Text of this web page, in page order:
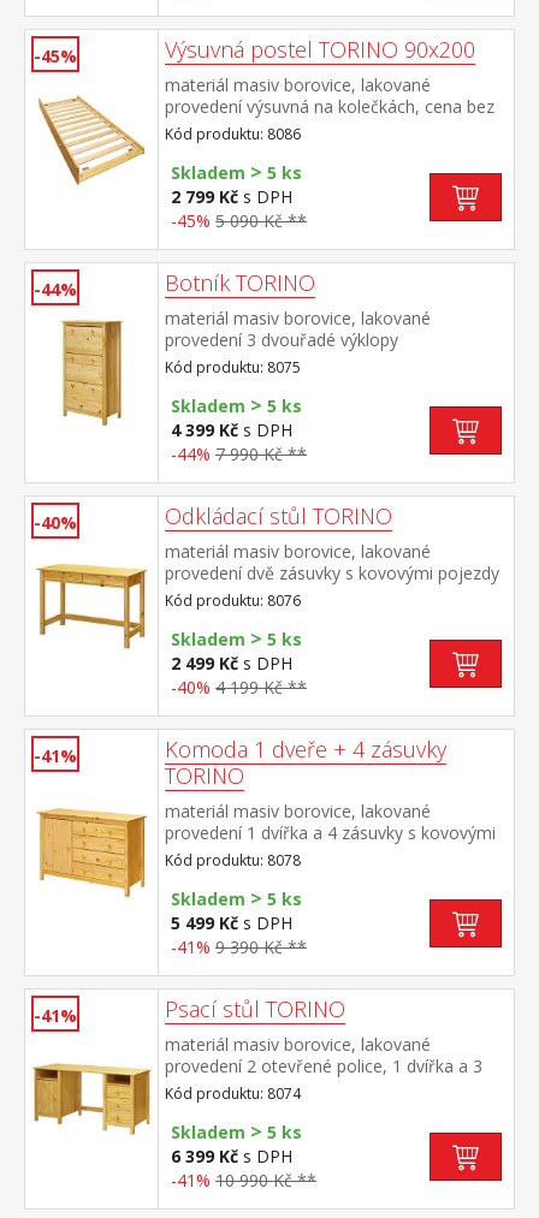
-45% Výsuvná postel TORINO 90x200
materiál masiv borovice, lakované
provedení výsuvná na kolečkách, cena bez
matrace maximální doporučená výška
matrace 14 cm doporučený rozměr
matrace 90 × 200 cm vhodná jako výsuvná
přistýlka k pohovce TORINO 8085 nebo k
jednolůžku JANA ID30400225
Kód produktu: 8086
Skladem > 5 ks
2 799 Kč s DPH
-45% 5 090 Kč **
-44% Botník TORINO
materiál masiv borovice, lakované
provedení 3 dvouřadé výklopy
Kód produktu: 8075
Skladem > 5 ks
4 399 Kč s DPH
-44% 7 990 Kč **
-40% Odkládací stůl TORINO
materiál masiv borovice, lakované
provedení dvě zásuvky s kovovými pojezdy
Kód produktu: 8076
Skladem > 5 ks
2 499 Kč s DPH
-40% 4 199 Kč **
-41%
Komoda 1 dveře + 4 zásuvky
TORINO
materiál masiv borovice, lakované
provedení 1 dvířka a 4 zásuvky s kovovými
pojezdy
Kód produktu: 8078
Skladem > 5 ks
5 499 Kč s DPH
-41% 9 390 Kč **
-41% Psací stůl TORINO
materiál masiv borovice, lakované
provedení 2 otevřené police, 1 dvířka a 3
zásuvky s kovovými pojezdy výsuv není
součástí dodávky ke stolu je možno
dokoupit výsuvnou desku na klávesnici 8840
Kód produktu: 8074
Skladem > 5 ks
6 399 Kč s DPH
-41% 10 990 Kč **